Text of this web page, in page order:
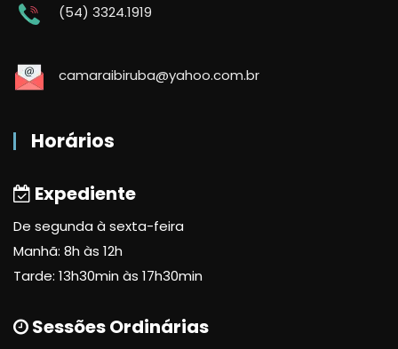
(54) 3324.1919
camaraibiruba@yahoo.com.br
Horários
Expediente
De segunda à sexta-feira
Manhã: 8h às 12h
Tarde: 13h30min às 17h30min
Sessões Ordinárias